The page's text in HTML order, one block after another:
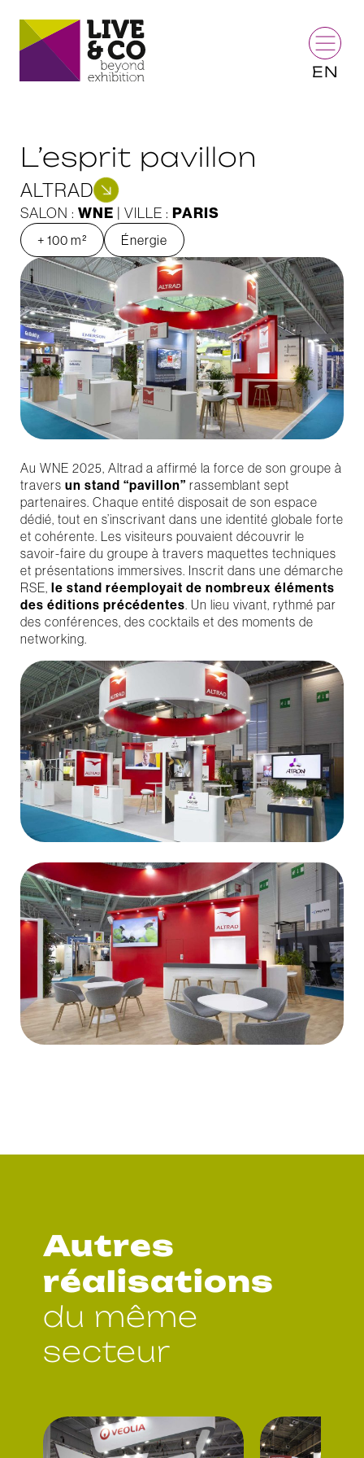
EN
L’esprit pavillon
ALTRAD
SALON : WNE | VILLE : PARIS
+ 100 m² Énergie
Au WNE 2025, Altrad a affirmé la force de son groupe à
travers un stand “pavillon” rassemblant sept
partenaires. Chaque entité disposait de son espace
dédié, tout en s’inscrivant dans une identité globale forte
et cohérente. Les visiteurs pouvaient découvrir le
savoir-faire du groupe à travers maquettes techniques
et présentations immersives. Inscrit dans une démarche
RSE, le stand réemployait de nombreux éléments
des éditions précédentes . Un lieu vivant, rythmé par
des conférences, des cocktails et des moments de
networking.
Autres
réalisations
du même
secteur